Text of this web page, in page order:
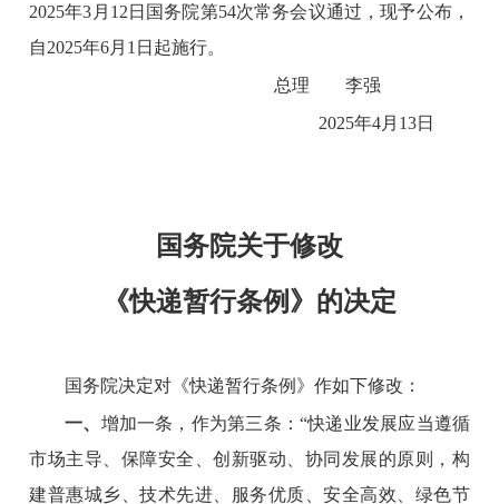
2025年3月12日国务院第54次常务会议通过，现予公布，
自2025年6月1日起施行。
总理 李强
2025年4月13日
国务院关于修改
《快递暂行条例》的决定
国务院决定对《快递暂行条例》作如下修改：
一、 增加一条，作为第三条：“快递业发展应当遵循
市场主导、保障安全、创新驱动、协同发展的原则，构
建普惠城乡、技术先进、服务优质、安全高效、绿色节